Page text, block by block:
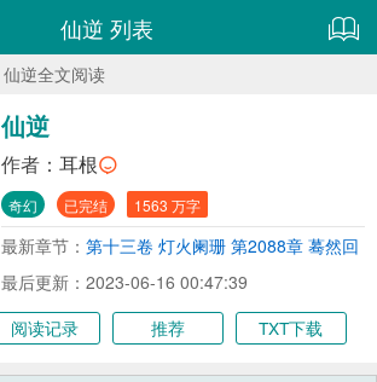
仙逆 列表
仙逆全文阅读
仙逆
作者： 耳根
奇幻 已完结 1563 万字
最新章节： 第十三卷 灯火阑珊 第2088章 蓦然回
首（全书完）
最后更新：2023-06-16 00:47:39
阅读记录 推荐 TXT下载